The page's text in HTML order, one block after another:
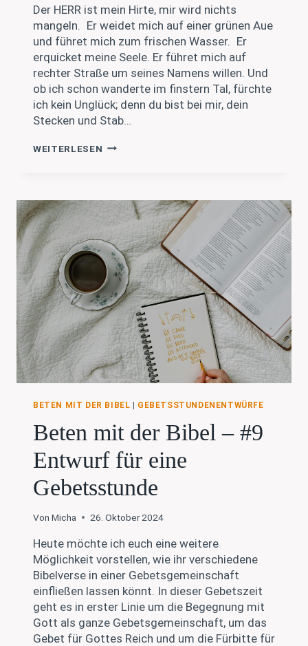
Der HERR ist mein Hirte, mir wird nichts
mangeln. Er weidet mich auf einer grünen Aue
und führet mich zum frischen Wasser. Er
erquicket meine Seele. Er führet mich auf
rechter Straße um seines Namens willen. Und
ob ich schon wanderte im finstern Tal, fürchte
ich kein Unglück; denn du bist bei mir, dein
Stecken und Stab…
WEITERLESEN GEBET
BETEN MIT DER BIBEL GEBETSSTUNDENENTWÜRFE
Beten mit der Bibel – #9
Entwurf für eine
Gebetsstunde
Von Micha 26. Oktober 2024
Heute möchte ich euch eine weitere
Möglichkeit vorstellen, wie ihr verschiedene
Bibelverse in einer Gebetsgemeinschaft
einfließen lassen könnt. In dieser Gebetszeit
geht es in erster Linie um die Begegnung mit
Gott als ganze Gebetsgemeinschaft, um das
Gebet für Gottes Reich und um die Fürbitte für